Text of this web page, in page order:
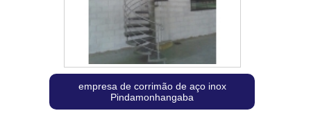
empresa de corrimão de aço inox
Pindamonhangaba